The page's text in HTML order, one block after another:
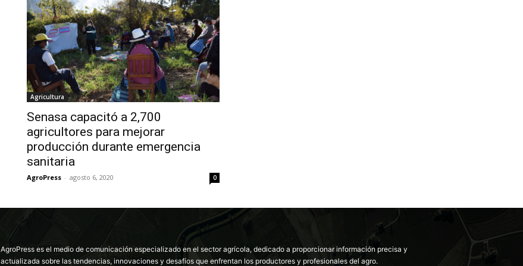
Agricultura
Senasa capacitó a 2,700
agricultores para mejorar
producción durante emergencia
sanitaria
AgroPress - agosto 6, 2020 0
AgroPress es el medio de comunicación especializado en el sector agrícola, dedicado a proporcionar información precisa y
actualizada sobre las tendencias, innovaciones y desafíos que enfrentan los productores y profesionales del agro.